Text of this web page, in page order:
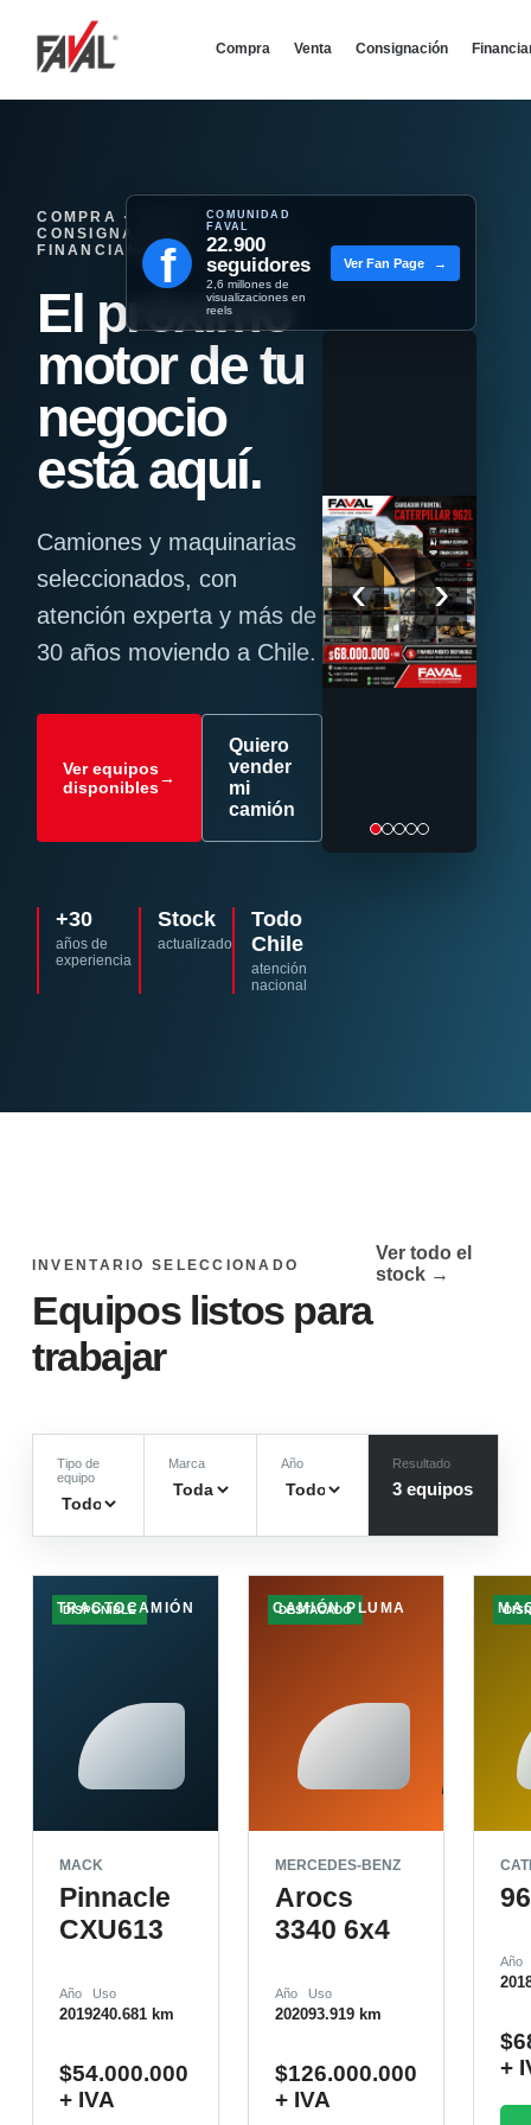
Compra Venta Consignación
COMPRA · VENTA ·
CONSIGNACIÓN ·
FINANCIAMIENTO - REMATES
El próximo
motor de tu
negocio
está aquí.
Camiones y maquinarias
seleccionados, con
atención experta y más de
30 años moviendo a Chile.
Ver equipos
disponibles→
Quiero
vender
mi
camión
+30
años de
experiencia
Stock
actualizado
Todo
Chile
atención
nacional
f
COMUNIDAD
FAVAL
22.900
seguidores
2,6 millones de
visualizaciones en
reels
Ver Fan Page →
‹ ›
INVENTARIO SELECCIONADO
Equipos listos para
trabajar
Ver todo el
stock →
Tipo de
equipo
Marca Año Resultado
3 equipos
DISPONIBLE
TRACTOCAMIÓN
MACK
Pinnacle
CXU613
Año
2019
Uso
240.681 km
$54.000.000
+ IVA
DESTACADO
CAMIÓN PLUMA
MERCEDES-BENZ
Arocs
3340 6x4
Año
2020
Uso
93.919 km
$126.000.000
+ IVA
Año
$
+